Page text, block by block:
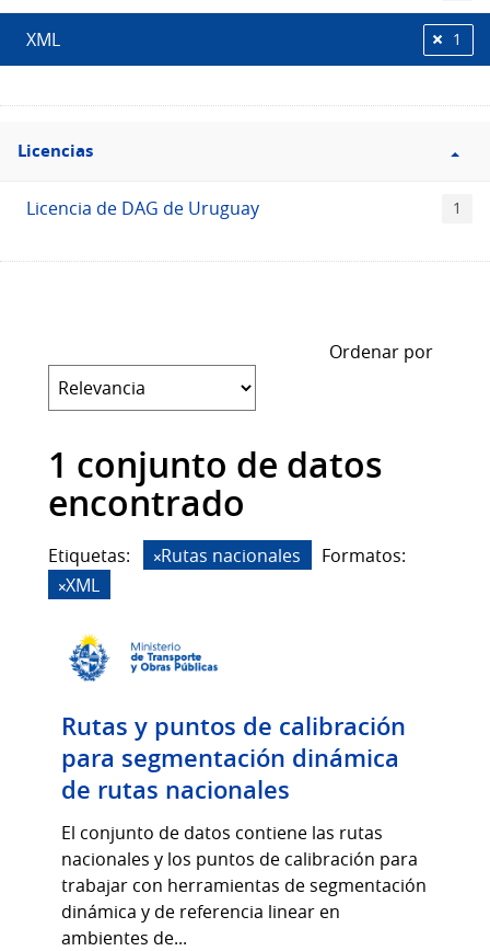
XML 1
Filtro
Licencias
Licencias
Licencia de DAG de Uruguay 1
Ordenar por
1 conjunto de datos
encontrado
Etiquetas: Rutas nacionales
Formatos:
XML
Rutas y puntos de calibración
para segmentación dinámica
de rutas nacionales
El conjunto de datos contiene las rutas
nacionales y los puntos de calibración para
trabajar con herramientas de segmentación
dinámica y de referencia linear en
ambientes de...